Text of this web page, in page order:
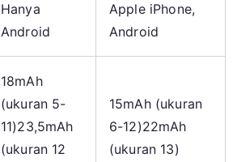
Hanya
Android
Apple iPhone,
Android
18mAh
(ukuran 5-
11)23,5mAh
(ukuran 12
15mAh (ukuran
6-12)22mAh
(ukuran 13)